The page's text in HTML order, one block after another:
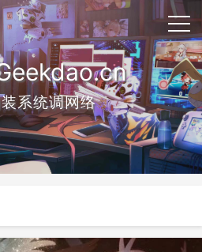
系统调网络